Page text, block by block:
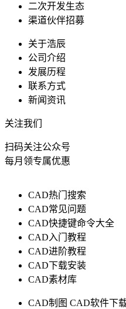
二次开发生态
渠道伙伴招募
关于浩辰
公司介绍
发展历程
联系方式
新闻资讯
关注我们
扫码关注公众号
每月领专属优惠
CAD热门搜索
CAD常见问题
CAD快捷键命令大全
CAD入门教程
CAD进阶教程
CAD下载安装
CAD素材库
CAD制图 CAD软件下